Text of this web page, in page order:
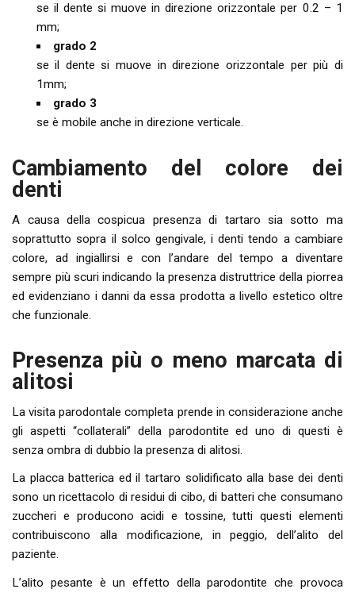
se il dente si muove in direzione orizzontale per 0.2 – 1
mm;
grado 2
se il dente si muove in direzione orizzontale per più di
1mm;
grado 3
se è mobile anche in direzione verticale.
Cambiamento del colore dei
denti
A causa della cospicua presenza di tartaro sia sotto ma
soprattutto sopra il solco gengivale, i denti tendo a cambiare
colore, ad ingiallirsi e con l’andare del tempo a diventare
sempre più scuri indicando la presenza distruttrice della piorrea
ed evidenziano i danni da essa prodotta a livello estetico oltre
che funzionale.
Presenza più o meno marcata di
alitosi
La visita parodontale completa prende in considerazione anche
gli aspetti “collaterali” della parodontite ed uno di questi è
senza ombra di dubbio la presenza di alitosi.
La placca batterica ed il tartaro solidificato alla base dei denti
sono un ricettacolo di residui di cibo, di batteri che consumano
zuccheri e producono acidi e tossine, tutti questi elementi
contribuiscono alla modificazione, in peggio, dell’alito del
paziente.
L’alito pesante è un effetto della parodontite che provoca